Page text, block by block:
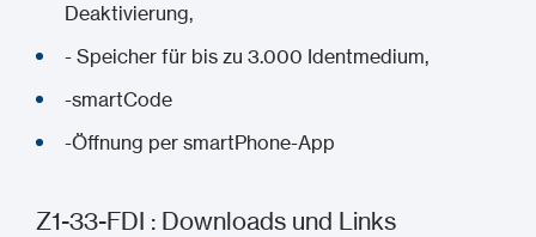
Deaktivierung,
- Speicher für bis zu 3.000 Identmedium,
-smartCode
-Öffnung per smartPhone-App
Z1-33-FDI : Downloads und Links